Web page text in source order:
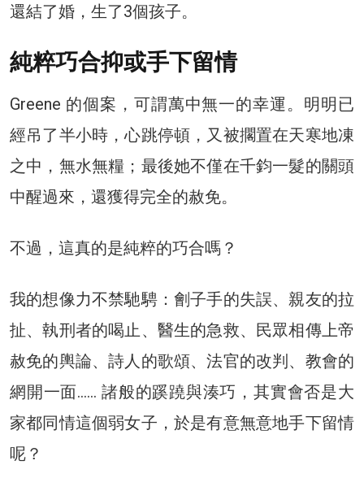
還結了婚，生了3個孩子。
純粹巧合抑或手下留情
Greene 的個案，可謂萬中無一的幸運。明明已
經吊了半小時，心跳停頓，又被擱置在天寒地凍
之中，無水無糧；最後她不僅在千鈞一髮的關頭
中醒過來，還獲得完全的赦免。
不過，這真的是純粹的巧合嗎？
我的想像力不禁馳騁：劊子手的失誤、親友的拉
扯、執刑者的喝止、醫生的急救、民眾相傳上帝
赦免的輿論、詩人的歌頌、法官的改判、教會的
網開一面…… 諸般的蹊蹺與湊巧，其實會否是大
家都同情這個弱女子，於是有意無意地手下留情
呢？